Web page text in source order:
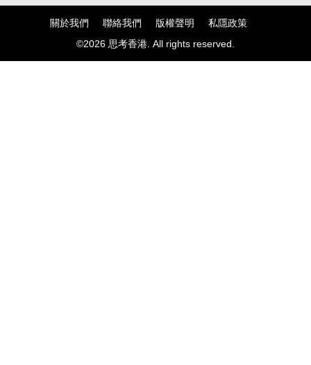
關於我們 聯絡我們 版權聲明
私隱政策
©2026 思考香港. All rights reserved.